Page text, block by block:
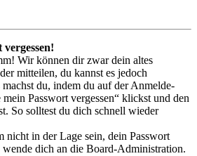
Wir können dir zwar dein altes
mitteilen, du kannst es jedoch
du, indem du auf der Anmelde-
mein Passwort vergessen“ klickst und den
So solltest du dich schnell wieder
nicht in der Lage sein, dein Passwort
wende dich an die Board-Administration.